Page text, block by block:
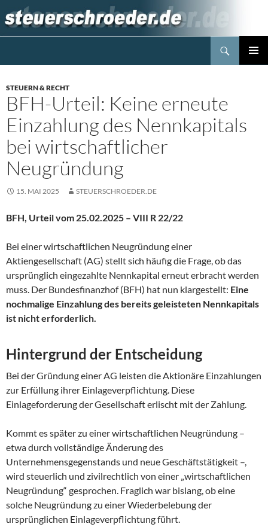
Inhalt
springen
STEUERN & RECHT
BFH-Urteil: Keine erneute
Einzahlung des Nennkapitals
bei wirtschaftlicher
Neugründung
15. MAI 2025 STEUERSCHROEDER.DE
BFH, Urteil vom 25.02.2025 – VIII R 22/22
Bei einer wirtschaftlichen Neugründung einer
Aktiengesellschaft (AG) stellt sich häufig die Frage, ob das
ursprünglich eingezahlte Nennkapital erneut erbracht werden
muss. Der Bundesfinanzhof (BFH) hat nun klargestellt: Eine
nochmalige Einzahlung des bereits geleisteten Nennkapitals
ist nicht erforderlich.
Hintergrund der Entscheidung
Bei der Gründung einer AG leisten die Aktionäre Einzahlungen
zur Erfüllung ihrer Einlageverpflichtung. Diese
Einlageforderung der Gesellschaft erlischt mit der Zahlung.
Kommt es später zu einer wirtschaftlichen Neugründung –
etwa durch vollständige Änderung des
Unternehmensgegenstands und neue Geschäftstätigkeit –,
wird steuerlich und zivilrechtlich von einer „wirtschaftlichen
Neugründung“ gesprochen. Fraglich war bislang, ob eine
solche Neugründung zu einer Wiederbelebung der
ursprünglichen Einlageverpflichtung führt.